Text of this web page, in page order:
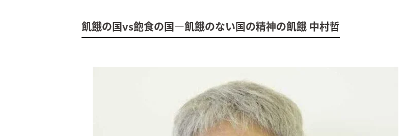
飢餓の国vs飽食の国―飢餓のない国の精神の飢餓 中村哲